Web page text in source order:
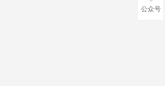
公众号